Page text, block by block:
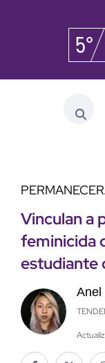
Vinculan a
feminicida
estudiante
Anel